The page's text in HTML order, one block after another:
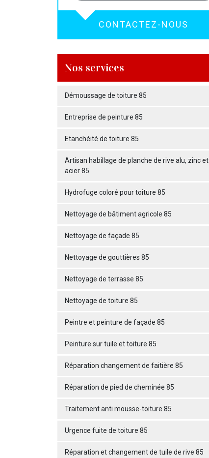
CONTACTEZ-NOUS
Nos services
Démoussage de toiture 85
Entreprise de peinture 85
Etanchéité de toiture 85
Artisan habillage de planche de rive alu, zinc et
acier 85
Hydrofuge coloré pour toiture 85
Nettoyage de bâtiment agricole 85
Nettoyage de façade 85
Nettoyage de gouttières 85
Nettoyage de terrasse 85
Nettoyage de toiture 85
Peintre et peinture de façade 85
Peinture sur tuile et toiture 85
Réparation changement de faitière 85
Réparation de pied de cheminée 85
Traitement anti mousse-toiture 85
Urgence fuite de toiture 85
Réparation et changement de tuile de rive 85